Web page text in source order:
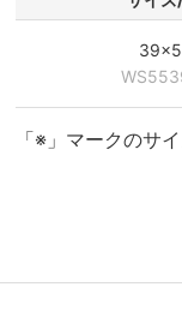
「※」マークのサ